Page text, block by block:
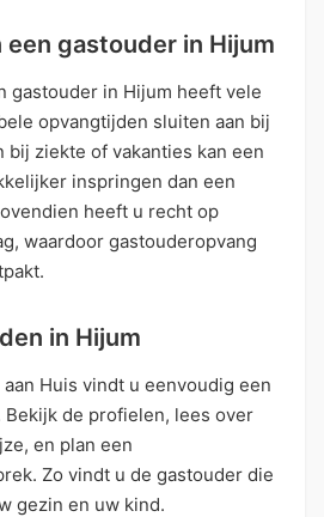
een gastouder in Hijum
gastouder in Hijum heeft vele
opvangtijden sluiten aan bij
bij ziekte of vakanties kan een
inspringen dan een
heeft u recht op
waardoor gastouderopvang
in Hijum
Huis vindt u eenvoudig een
de profielen, lees over
en plan een
Zo vindt u de gastouder die
gezin en uw kind.